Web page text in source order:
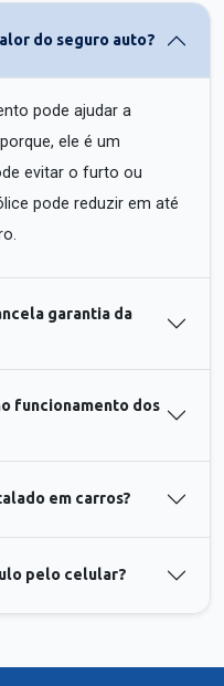
do seguro auto?
pode ajudar a
ele é um
evitar o furto ou
pode reduzir em até
garantia da
funcionamento dos
em carros?
pelo celular?